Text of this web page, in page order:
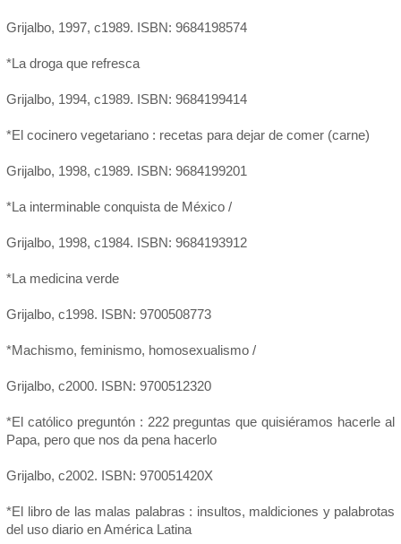
Grijalbo, 1997, c1989. ISBN: 9684198574
*La droga que refresca
Grijalbo, 1994, c1989. ISBN: 9684199414
*El cocinero vegetariano : recetas para dejar de comer (carne)
Grijalbo, 1998, c1989. ISBN: 9684199201
*La interminable conquista de México /
Grijalbo, 1998, c1984. ISBN: 9684193912
*La medicina verde
Grijalbo, c1998. ISBN: 9700508773
*Machismo, feminismo, homosexualismo /
Grijalbo, c2000. ISBN: 9700512320
*El católico preguntón : 222 preguntas que quisiéramos hacerle al
Papa, pero que nos da pena hacerlo
Grijalbo, c2002. ISBN: 970051420X
*El libro de las malas palabras : insultos, maldiciones y palabrotas
del uso diario en América Latina